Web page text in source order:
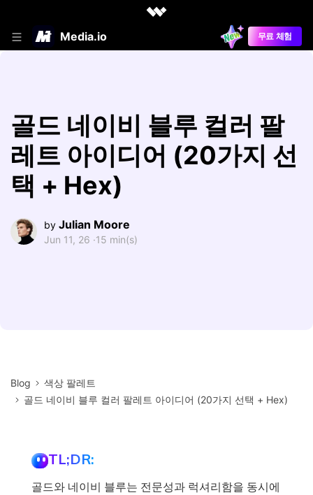
Media.io 무료 체험
골드 네이비 블루 컬러 팔
레트 아이디어 (20가지 선
택 + Hex)
by Julian Moore
Jun 11, 26 ·15 min(s)
Blog
색상 팔레트
골드 네이비 블루 컬러 팔레트 아이디어 (20가지 선택 + Hex)
TL;DR:
골드와 네이비 블루는 전문성과 럭셔리함을 동시에